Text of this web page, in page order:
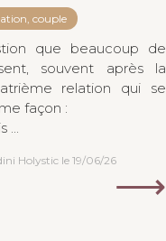
couple
que beaucoup de
souvent après la
relation qui se
façon :
Holystic le 19/06/26
⟶